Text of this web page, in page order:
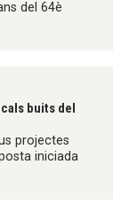
del 64è
buits del
projectes
iniciada